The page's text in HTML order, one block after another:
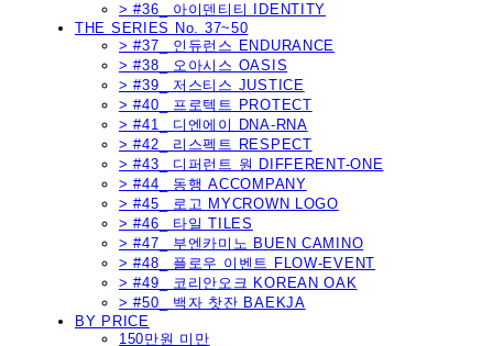
> #36_ 아이덴티티 IDENTITY
THE SERIES No. 37~50
> #37_ 인듀런스 ENDURANCE
> #38_ 오아시스 OASIS
> #39_ 저스티스 JUSTICE
> #40_ 프로텍트 PROTECT
> #41_ 디엔에이 DNA-RNA
> #42_ 리스펙트 RESPECT
> #43_ 디퍼런트 원 DIFFERENT-ONE
> #44_ 동행 ACCOMPANY
> #45_ 로고 MYCROWN LOGO
> #46_ 타일 TILES
> #47_ 부엔카미노 BUEN CAMINO
> #48_ 플로우 이벤트 FLOW-EVENT
> #49_ 코리안오크 KOREAN OAK
> #50_ 백자 찻잔 BAEKJA
BY PRICE
150만원 미만